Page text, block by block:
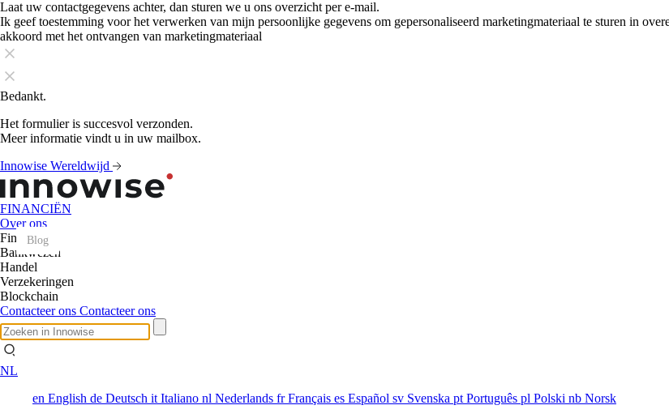
Laat uw contactgegevens achter, dan sturen we u ons overzicht per e-mail.
Ik geef toestemming voor het verwerken van mijn persoonlijke gegevens om gepersonaliseerd marketingmateriaal te sturen in
akkoord met het ontvangen van marketingmateriaal
Bedankt.
Het formulier is succesvol verzonden.
Meer informatie vindt u in uw mailbox.
Innowise Wereldwijd
FINANCIËN
Over ons
Fintech
Bankwezen
Handel
Verzekeringen
Blockchain
Contacteer ons Contacteer ons
NL
en English de Deutsch it Italiano nl Nederlands frFrançais es Español sv Svenska pt Português pl Polski nb Norsk
Blog
Blog
Blog
Blog
Blog
Blog
Blog
Blog
Blog
Blog
Blog
Blog